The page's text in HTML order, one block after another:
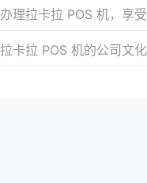
办理拉卡拉 POS 机，享受便捷支
拉卡拉 POS 机的公司文化与产品服